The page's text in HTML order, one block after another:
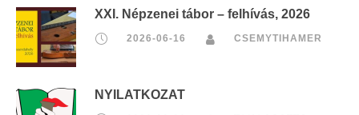
XXI. Népzenei tábor – felhívás, 2026
2026-06-16 CSEMYTIHAMER
NYILATKOZAT